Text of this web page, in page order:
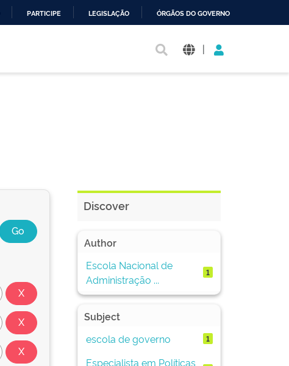
PARTICIPE LEGISLAÇÃO ÓRGÃOS DO GOVERNO
|
Discover
Author
Escola Nacional de
Administração ...
1
Subject
escola de governo
1
Especialista em Políticas